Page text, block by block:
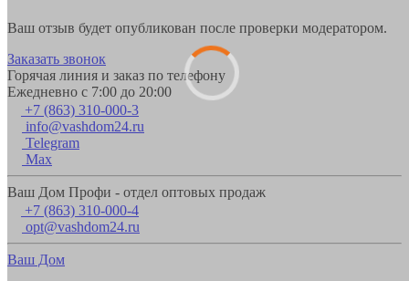
Ваш отзыв будет опубликован после проверки модератором.
Заказать звонок
Горячая линия и заказ по телефону
Ежедневно с 7:00 до 20:00
+7 (863) 310-000-3
info@vashdom24.ru
Telegram
Max
Ваш Дом Профи - отдел оптовых продаж
+7 (863) 310-000-4
opt@vashdom24.ru
Ваш Дом